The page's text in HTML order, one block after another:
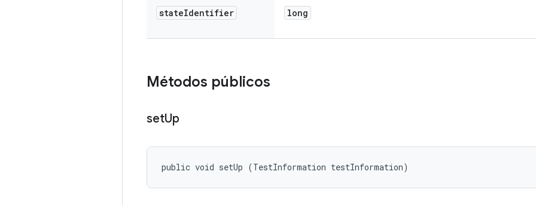
stateIdentifier long
Métodos públicos
setUp
public void setUp (TestInformation testInformation)